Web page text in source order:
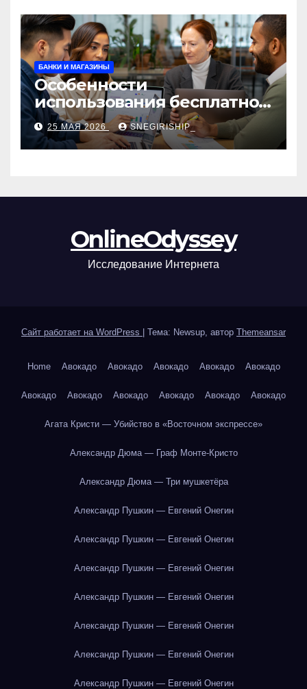
БАНКИ И МАГАЗИНЫ
Особенности
использования бесплатной
версии программ для
автоматизации и
управления предприятием
25 МАЯ 2026 SNEGIRISHIP_
OnlineOdyssey
Исследование Интернета
Сайт работает на WordPress Тема: Newsup, автор Themeansar
Home Авокадо Авокадо Авокадо Авокадо Авокадо
Авокадо Авокадо Авокадо Авокадо Авокадо Авокадо
Агата Кристи — Убийство в «Восточном экспрессе»
Александр Дюма — Граф Монте-Кристо
Александр Дюма — Три мушкетёра
Александр Пушкин — Евгений Онегин
Александр Пушкин — Евгений Онегин
Александр Пушкин — Евгений Онегин
Александр Пушкин — Евгений Онегин
Александр Пушкин — Евгений Онегин
Александр Пушкин — Евгений Онегин
Александр Пушкин — Евгений Онегин